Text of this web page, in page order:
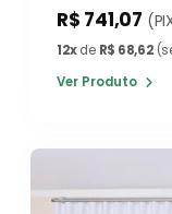
R$ 741,07
12xde R$ 68,62
Ver Produto